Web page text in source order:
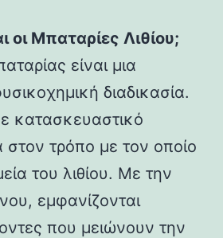
οι Μπαταρίες Λιθίου;
είναι μια
διαδικασία.
κατασκευαστικό
τρόπο με τον οποίο
του λιθίου. Με την
εμφανίζονται
που μειώνουν την